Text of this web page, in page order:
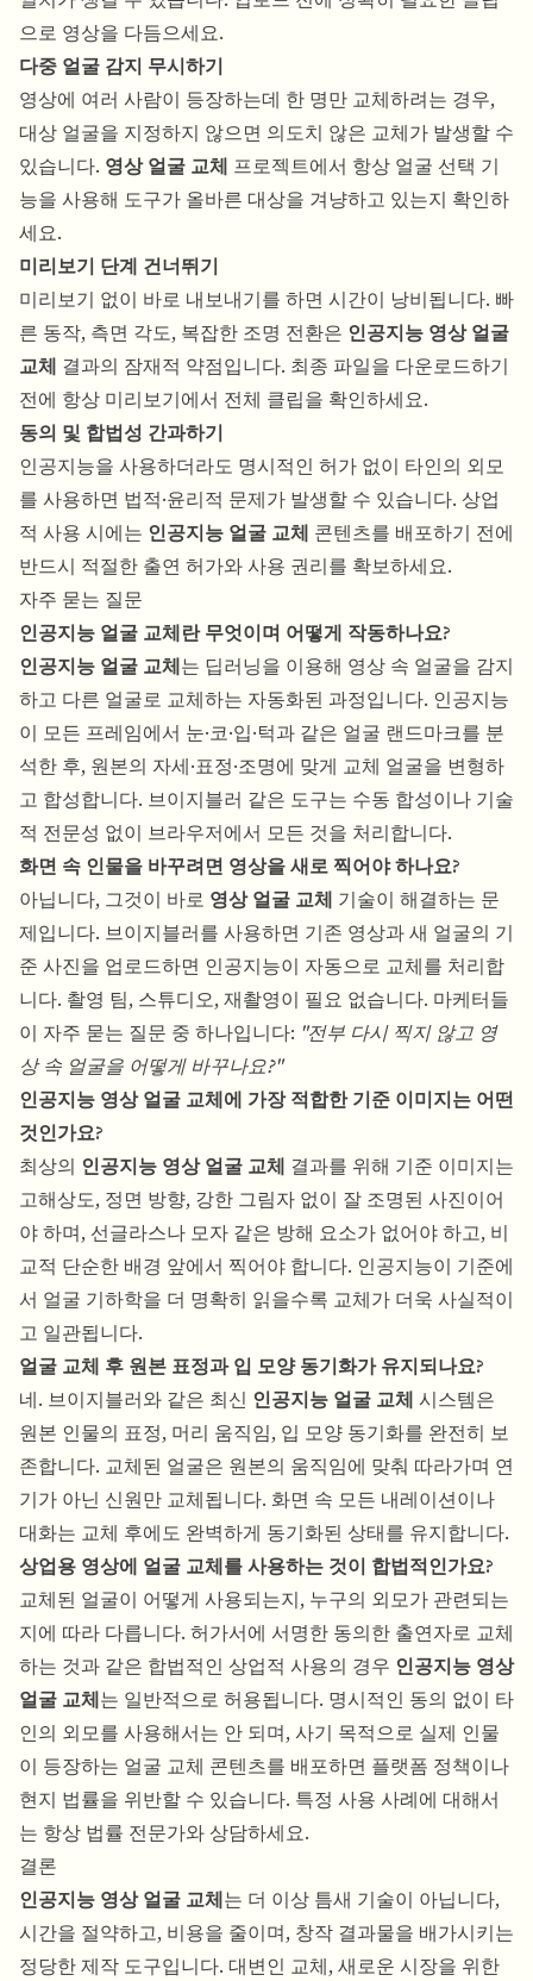
으로 영상을 다듬으세요.
다중 얼굴 감지 무시하기
영상에 여러 사람이 등장하는데 한 명만 교체하려는 경우,
대상 얼굴을 지정하지 않으면 의도치 않은 교체가 발생할 수
있습니다. 영상 얼굴 교체 프로젝트에서 항상 얼굴 선택 기
능을 사용해 도구가 올바른 대상을 겨냥하고 있는지 확인하
세요.
미리보기 단계 건너뛰기
미리보기 없이 바로 내보내기를 하면 시간이 낭비됩니다. 빠
른 동작, 측면 각도, 복잡한 조명 전환은 인공지능 영상 얼굴
교체 결과의 잠재적 약점입니다. 최종 파일을 다운로드하기
전에 항상 미리보기에서 전체 클립을 확인하세요.
동의 및 합법성 간과하기
인공지능을 사용하더라도 명시적인 허가 없이 타인의 외모
를 사용하면 법적·윤리적 문제가 발생할 수 있습니다. 상업
적 사용 시에는 인공지능 얼굴 교체 콘텐츠를 배포하기 전에
반드시 적절한 출연 허가와 사용 권리를 확보하세요.
자주 묻는 질문
인공지능 얼굴 교체란 무엇이며 어떻게 작동하나요?
인공지능 얼굴 교체는 딥러닝을 이용해 영상 속 얼굴을 감지
하고 다른 얼굴로 교체하는 자동화된 과정입니다. 인공지능
이 모든 프레임에서 눈·코·입·턱과 같은 얼굴 랜드마크를 분
석한 후, 원본의 자세·표정·조명에 맞게 교체 얼굴을 변형하
고 합성합니다. 브이지블러 같은 도구는 수동 합성이나 기술
적 전문성 없이 브라우저에서 모든 것을 처리합니다.
화면 속 인물을 바꾸려면 영상을 새로 찍어야 하나요?
아닙니다, 그것이 바로 영상 얼굴 교체 기술이 해결하는 문
제입니다. 브이지블러를 사용하면 기존 영상과 새 얼굴의 기
준 사진을 업로드하면 인공지능이 자동으로 교체를 처리합
니다. 촬영 팀, 스튜디오, 재촬영이 필요 없습니다. 마케터들
이 자주 묻는 질문 중 하나입니다: "전부 다시 찍지 않고 영
상 속 얼굴을 어떻게 바꾸나요?"
인공지능 영상 얼굴 교체에 가장 적합한 기준 이미지는 어떤
것인가요?
최상의 인공지능 영상 얼굴 교체 결과를 위해 기준 이미지는
고해상도, 정면 방향, 강한 그림자 없이 잘 조명된 사진이어
야 하며, 선글라스나 모자 같은 방해 요소가 없어야 하고, 비
교적 단순한 배경 앞에서 찍어야 합니다. 인공지능이 기준에
서 얼굴 기하학을 더 명확히 읽을수록 교체가 더욱 사실적이
고 일관됩니다.
얼굴 교체 후 원본 표정과 입 모양 동기화가 유지되나요?
네. 브이지블러와 같은 최신 인공지능 얼굴 교체 시스템은
원본 인물의 표정, 머리 움직임, 입 모양 동기화를 완전히 보
존합니다. 교체된 얼굴은 원본의 움직임에 맞춰 따라가며 연
기가 아닌 신원만 교체됩니다. 화면 속 모든 내레이션이나
대화는 교체 후에도 완벽하게 동기화된 상태를 유지합니다.
상업용 영상에 얼굴 교체를 사용하는 것이 합법적인가요?
교체된 얼굴이 어떻게 사용되는지, 누구의 외모가 관련되는
지에 따라 다릅니다. 허가서에 서명한 동의한 출연자로 교체
하는 것과 같은 합법적인 상업적 사용의 경우 인공지능 영상
얼굴 교체는 일반적으로 허용됩니다. 명시적인 동의 없이 타
인의 외모를 사용해서는 안 되며, 사기 목적으로 실제 인물
이 등장하는 얼굴 교체 콘텐츠를 배포하면 플랫폼 정책이나
현지 법률을 위반할 수 있습니다. 특정 사용 사례에 대해서
는 항상 법률 전문가와 상담하세요.
결론
인공지능 영상 얼굴 교체는 더 이상 틈새 기술이 아닙니다,
시간을 절약하고, 비용을 줄이며, 창작 결과물을 배가시키는
정당한 제작 도구입니다. 대변인 교체, 새로운 시장을 위한